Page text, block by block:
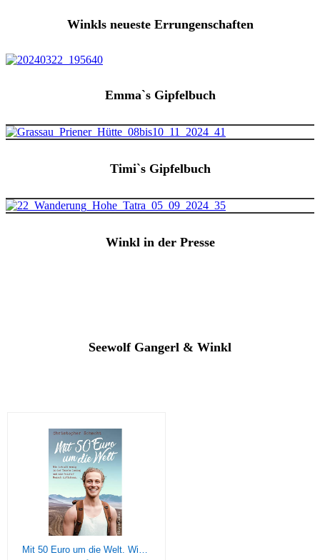
Winkls neueste Errungenschaften
Emma`s Gipfelbuch
Timi`s Gipfelbuch
Winkl in der Presse
Seewolf Gangerl & Winkl
Mit 50 Euro um die Welt. Wie ich mit wenig in der Tasche loszog und als reicher Mensch zurückkam